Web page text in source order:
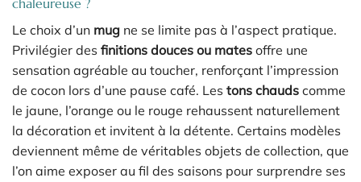
chaleureuse ?
Le choix d’un mug ne se limite pas à l’aspect pratique.
Privilégier des finitions douces ou mates offre une
sensation agréable au toucher, renforçant l’impression
de cocon lors d’une pause café. Les tons chauds comme
le jaune, l’orange ou le rouge rehaussent naturellement
la décoration et invitent à la détente. Certains modèles
deviennent même de véritables objets de collection, que
l’on aime exposer au fil des saisons pour surprendre ses